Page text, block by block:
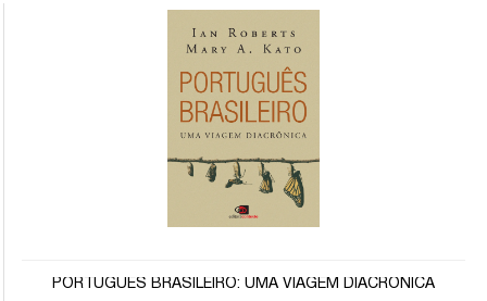
PORTUGUÊS BRASILEIRO: UMA VIAGEM DIACRÔNICA